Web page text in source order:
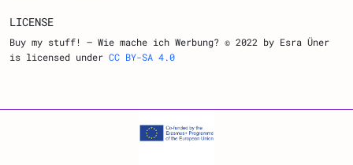
LICENSE
Buy my stuff! – Wie mache ich Werbung? © 2022 by Esra Üner
is licensed under CC BY-SA 4.0